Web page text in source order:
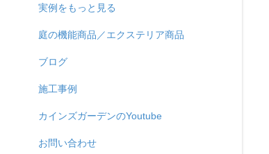
実例をもっと見る
庭の機能商品／エクステリア商品
ブログ
施工事例
カインズガーデンのYoutube
お問い合わせ